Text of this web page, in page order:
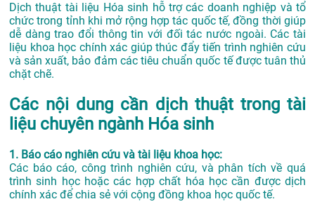
Dịch thuật tài liệu Hóa sinh hỗ trợ các doanh nghiệp và tổ
chức trong tỉnh khi mở rộng hợp tác quốc tế, đồng thời giúp
dễ dàng trao đổi thông tin với đối tác nước ngoài. Các tài
liệu khoa học chính xác giúp thúc đẩy tiến trình nghiên cứu
và sản xuất, bảo đảm các tiêu chuẩn quốc tế được tuân thủ
chặt chẽ.
Các nội dung cần dịch thuật trong tài
liệu chuyên ngành Hóa sinh
1. Báo cáo nghiên cứu và tài liệu khoa học:
Các báo cáo, công trình nghiên cứu, và phân tích về quá
trình sinh học hoặc các hợp chất hóa học cần được dịch
chính xác để chia sẻ với cộng đồng khoa học quốc tế.